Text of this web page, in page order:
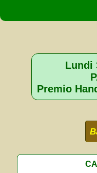
Lundi
Premio